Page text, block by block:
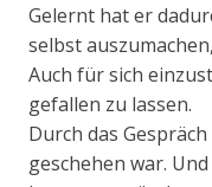
Gelernt hat er
selbst
Auch für sich
gefallen zu lassen.
Durch das
geschehen war.